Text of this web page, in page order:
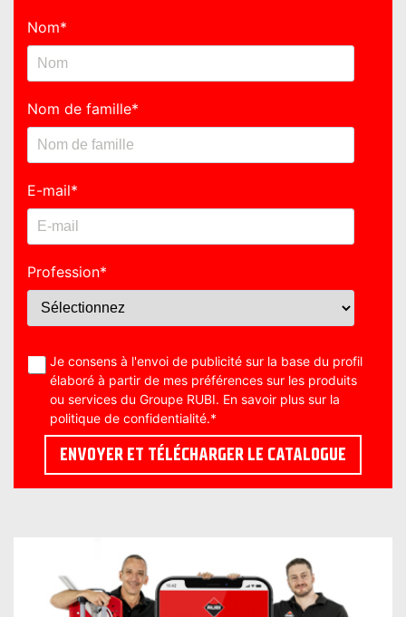
Nom*
Nom de famille*
E-mail*
Profession*
Je consens à l'envoi de publicité sur la base du profil
élaboré à partir de mes préférences sur les produits
ou services du Groupe RUBI. En savoir plus sur la
politique de confidentialité.*